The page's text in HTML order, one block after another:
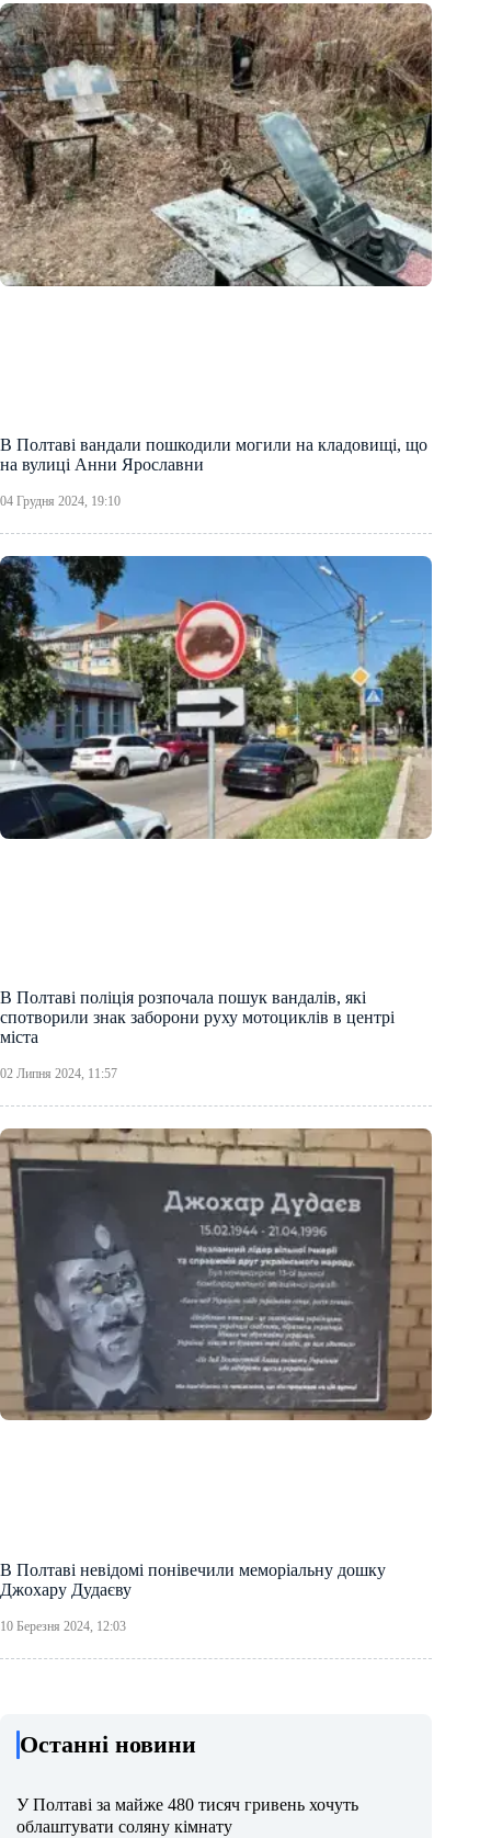
В Полтаві вандали пошкодили могили на кладовищі, що
на вулиці Анни Ярославни
04 Грудня 2024, 19:10
В Полтаві поліція розпочала пошук вандалів, які
спотворили знак заборони руху мотоциклів в центрі
міста
02 Липня 2024, 11:57
В Полтаві невідомі понівечили меморіальну дошку
Джохару Дудаєву
10 Березня 2024, 12:03
Останні новини
У Полтаві за майже 480 тисяч гривень хочуть
облаштувати соляну кімнату